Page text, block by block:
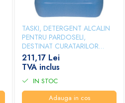
TASKI, DETERGENT ALCALIN
PENTRU PARDOSELI,
DESTINAT CURATARILOR
GRELE JONTEC TOTAL, 5L
211,17 Lei
TVA inclus
IN STOC
Adauga in cos